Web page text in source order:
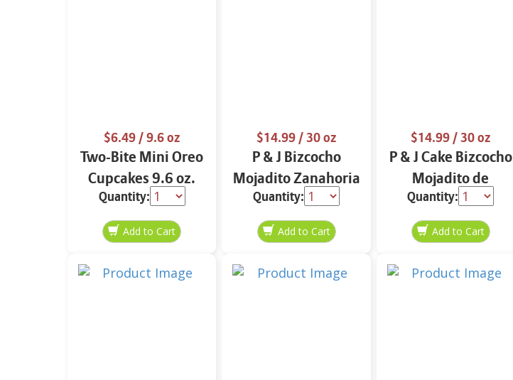
$6.49/ 9.6 oz
Two-Bite Mini Oreo
Cupcakes 9.6 oz.
Quantity:
$14.99/ 30 oz
P & J Bizcocho
Mojadito Zanahoria
25 oz.
Quantity:
$14.99/ 30 oz
P & J Cake Bizcocho
Mojadito de
Almendra 30 oz.
Quantity: